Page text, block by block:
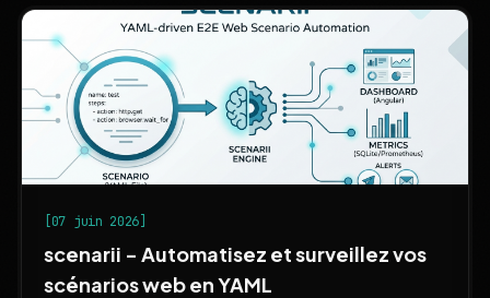
[07 juin 2026]
scenarii - Automatisez et surveillez vos
scénarios web en YAML